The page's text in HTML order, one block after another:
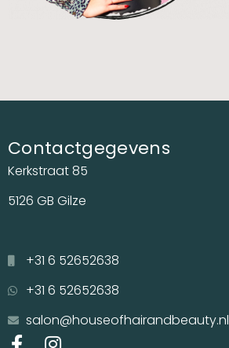
Contactgegevens
Kerkstraat 85
5126 GB Gilze
+31 6 52652638
+31 6 52652638
salon@houseofhairandbeauty.nl